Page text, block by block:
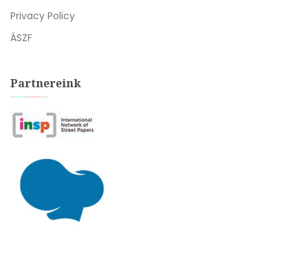
Privacy Policy
ÁSZF
Partnereink